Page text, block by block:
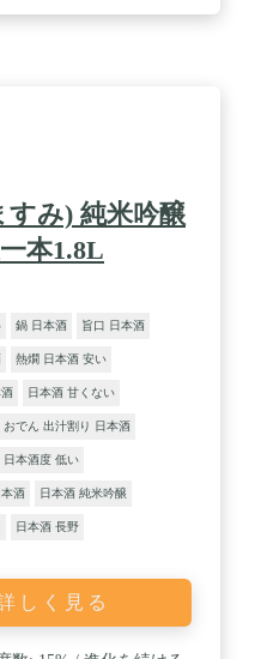
すみ) 純米吟醸
本1.8L
鍋 日本酒 旨口 日本酒
熱燗 日本酒 安い
日本酒 甘くない
おでん 出汁割り 日本酒
日本酒度 低い
酒 日本酒 純米吟醸
日本酒 長野
しく見る